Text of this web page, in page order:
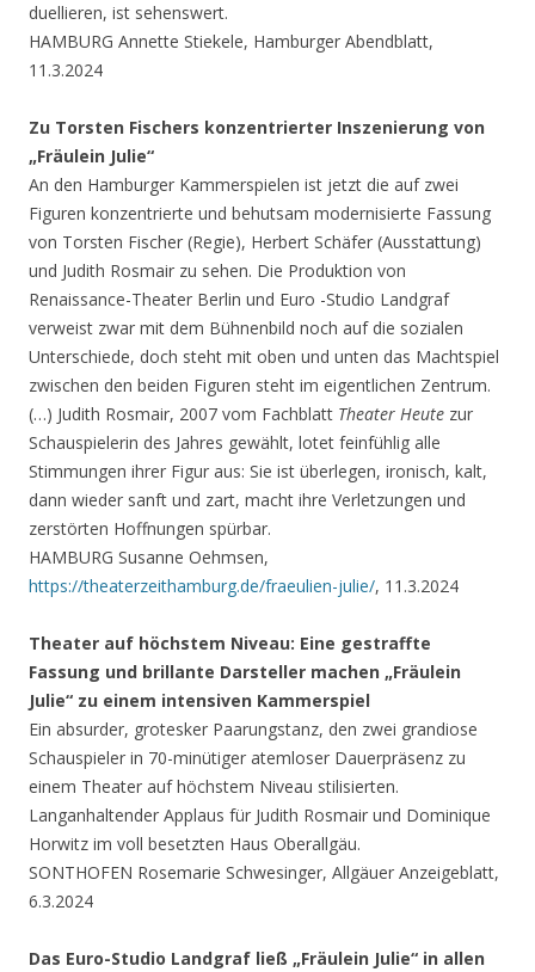
duellieren, ist sehenswert.
HAMBURG Annette Stiekele, Hamburger Abendblatt,
11.3.2024
Zu Torsten Fischers konzentrierter Inszenierung von
„Fräulein Julie“
An den Hamburger Kammerspielen ist jetzt die auf zwei
Figuren konzentrierte und behutsam modernisierte Fassung
von Torsten Fischer (Regie), Herbert Schäfer (Ausstattung)
und Judith Rosmair zu sehen. Die Produktion von
Renaissance-Theater Berlin und Euro -Studio Landgraf
verweist zwar mit dem Bühnenbild noch auf die sozialen
Unterschiede, doch steht mit oben und unten das Machtspiel
zwischen den beiden Figuren steht im eigentlichen Zentrum.
(…) Judith Rosmair, 2007 vom Fachblatt Theater Heute zur
Schauspielerin des Jahres gewählt, lotet feinfühlig alle
Stimmungen ihrer Figur aus: Sie ist überlegen, ironisch, kalt,
dann wieder sanft und zart, macht ihre Verletzungen und
zerstörten Hoffnungen spürbar.
HAMBURG Susanne Oehmsen,
https://theaterzeithamburg.de/fraeulien-julie/, 11.3.2024
Theater auf höchstem Niveau: Eine gestraffte
Fassung und brillante Darsteller machen „Fräulein
Julie“ zu einem intensiven Kammerspiel
Ein absurder, grotesker Paarungstanz, den zwei grandiose
Schauspieler in 70-minütiger atemloser Dauerpräsenz zu
einem Theater auf höchstem Niveau stilisierten.
Langanhaltender Applaus für Judith Rosmair und Dominique
Horwitz im voll besetzten Haus Oberallgäu.
SONTHOFEN Rosemarie Schwesinger, Allgäuer Anzeigeblatt,
6.3.2024
Das Euro-Studio Landgraf ließ „Fräulein Julie“ in allen